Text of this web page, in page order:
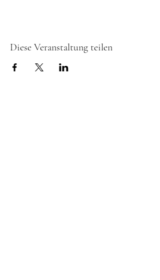
Diese Veranstaltung teilen